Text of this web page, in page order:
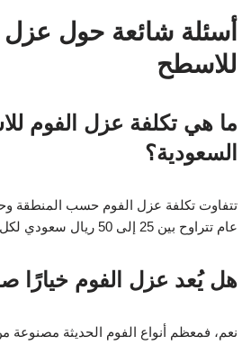
أسئلة شائعة حول عزل
للاسطح
ما هي تكلفة عزل الفوم
السعودية؟
تتفاوت تكلفة عزل الفوم حسب المنطقة
عام تتراوح بين 25 إلى 50 ريال سعودي لكل متر مربع.
هل يُعد عزل الفوم خيارًا
نعم، فمعظم أنواع الفوم الحديثة مصنوعة